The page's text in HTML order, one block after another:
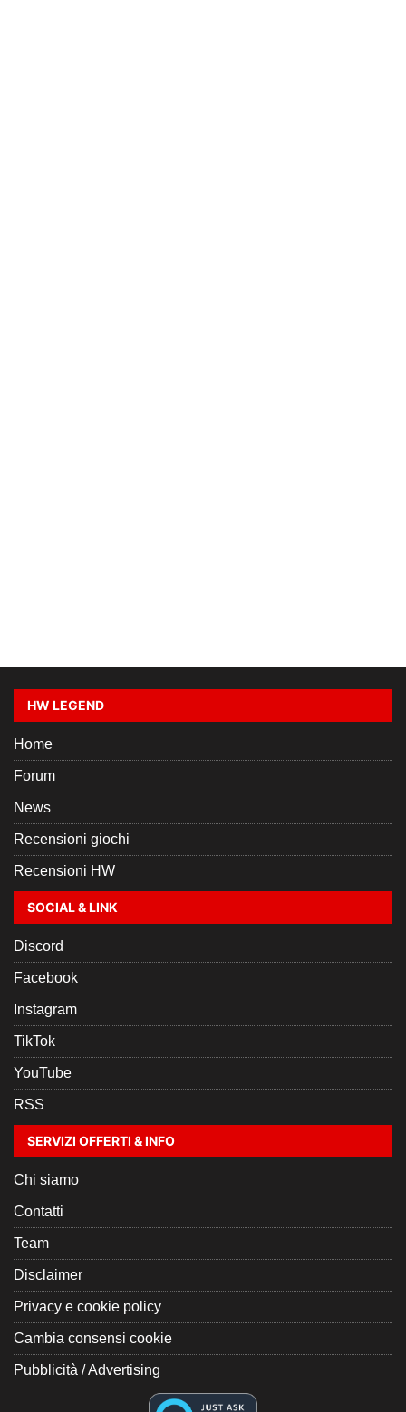
HW LEGEND
Home
Forum
News
Recensioni giochi
Recensioni HW
SOCIAL & LINK
Discord
Facebook
Instagram
TikTok
YouTube
RSS
SERVIZI OFFERTI & INFO
Chi siamo
Contatti
Team
Disclaimer
Privacy e cookie policy
Cambia consensi cookie
Pubblicità / Advertising